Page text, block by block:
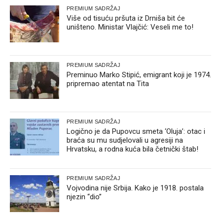
PREMIUM SADRŽAJ
Više od tisuću pršuta iz Drniša bit će
uništeno. Ministar Vlajčić: Veseli me to!
PREMIUM SADRŽAJ
Preminuo Marko Stipić, emigrant koji je 1974.
pripremao atentat na Tita
PREMIUM SADRŽAJ
Logično je da Pupovcu smeta ‘Oluja’: otac i
braća su mu sudjelovali u agresiji na
Hrvatsku, a rodna kuća bila četnički štab!
PREMIUM SADRŽAJ
Vojvodina nije Srbija. Kako je 1918. postala
njezin “dio”